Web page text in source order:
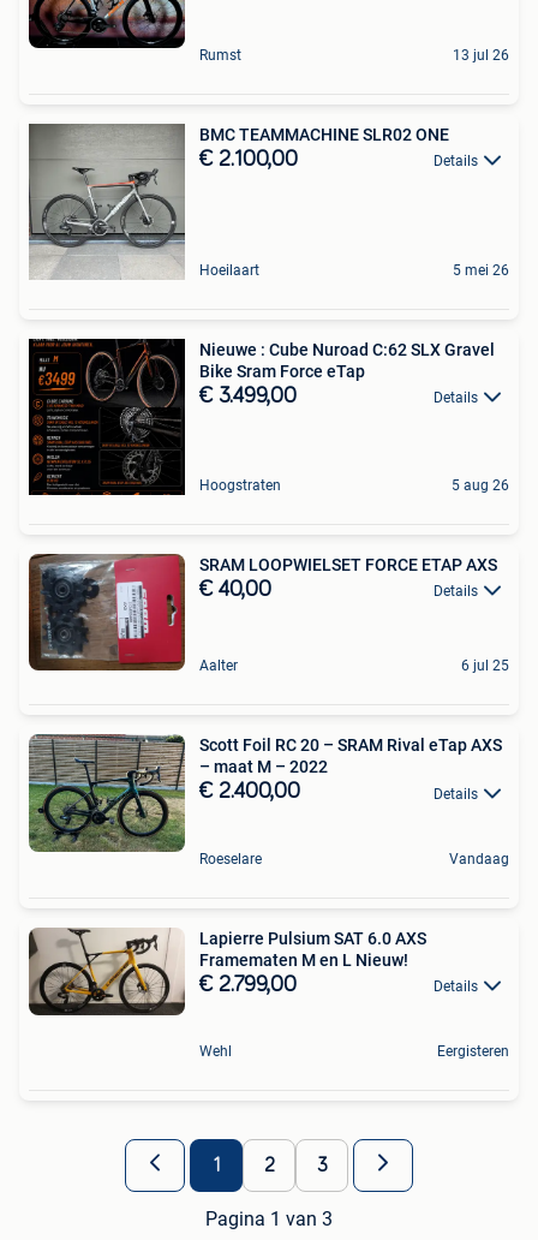
Rumst 13 jul 26
BMC TEAMMACHINE SLR02 ONE
€ 2.100,00 Details
Hoeilaart 5 mei 26
Nieuwe : Cube Nuroad C:62 SLX Gravel
Bike Sram Force eTap
€ 3.499,00 Details
Hoogstraten 5 aug 26
SRAM LOOPWIELSET FORCE ETAP AXS
€ 40,00 Details
Aalter 6 jul 25
Scott Foil RC 20 – SRAM Rival eTap AXS
– maat M – 2022
€ 2.400,00 Details
Roeselare Vandaag
Lapierre Pulsium SAT 6.0 AXS
Framematen M en L Nieuw!
€ 2.799,00 Details
Wehl Eergisteren
1 2 3
Pagina 1 van 3